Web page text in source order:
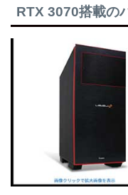
RTX 3070搭載の